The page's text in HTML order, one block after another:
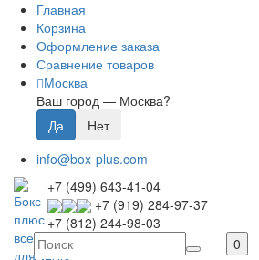
Главная
Корзина
Оформление заказа
Сравнение товаров
Москва
Ваш город — Москва?
info@box-plus.com
+7 (499) 643-41-04
+7 (919) 284-97-37
+7 (812) 244-98-03
0